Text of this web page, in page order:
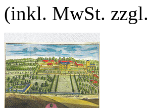
(inkl. MwSt. zzgl.